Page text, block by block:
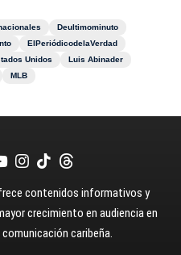
Deultimominuto
ElPeriódicodelaVerdad
Unidos
Luis Abinader
MLB
contenidos informativos y
crecimiento en audiencia en
caribeña.